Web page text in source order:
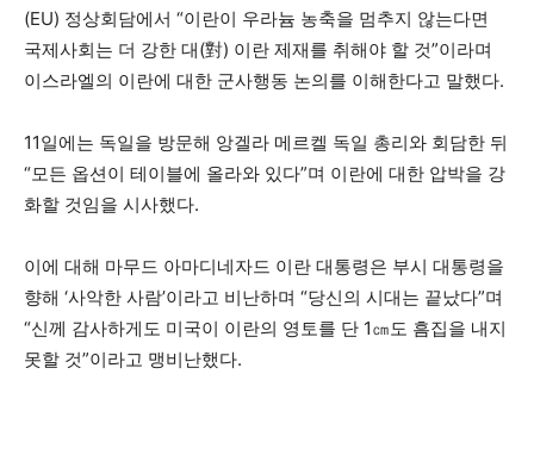
(EU) 정상회담에서 “이란이 우라늄 농축을 멈추지 않는다면
국제사회는 더 강한 대(對) 이란 제재를 취해야 할 것”이라며
이스라엘의 이란에 대한 군사행동 논의를 이해한다고 말했다.
11일에는 독일을 방문해 앙겔라 메르켈 독일 총리와 회담한 뒤
“모든 옵션이 테이블에 올라와 있다”며 이란에 대한 압박을 강
화할 것임을 시사했다.
이에 대해 마무드 아마디네자드 이란 대통령은 부시 대통령을
향해 ‘사악한 사람’이라고 비난하며 “당신의 시대는 끝났다”며
“신께 감사하게도 미국이 이란의 영토를 단 1㎝도 흠집을 내지
못할 것”이라고 맹비난했다.